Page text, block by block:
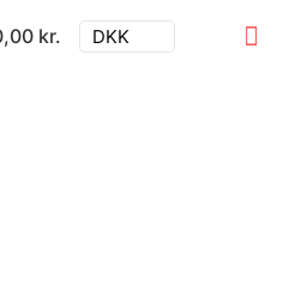
kr. DKK